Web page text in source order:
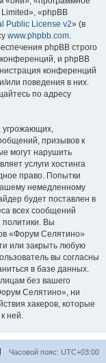
«phpBB
Public License v2» (в
www.phpbb.com.
phpBB строго
и phpBB
конференций
или поведения в них.
по адресу
угрожающих,
призывов к
могут нарушить
услуги хостинга
право. Попытки
немедленному
будет поставлен в
всех сообщений
политики. Вы
«Форум Селятино»
или закрыть любую
вы согласны
в базе данных.
без вашего
Селятино», ни
хакеров, которые
ней.
Часовой пояс: UTC+03:00